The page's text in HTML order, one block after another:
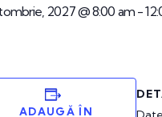
2027 @ 8:00 am-
ADAUGĂ ÎN